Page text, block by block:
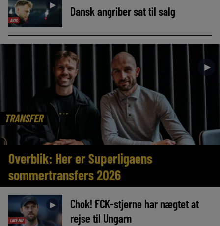
AVIS
► Dansk angriber sat til salg
TRANSFER
►
Overblik: Her er Superligaens
sommertransfers 2026
LIGE NU
►
Chok! FCK-stjerne har nægtet at
rejse til Ungarn